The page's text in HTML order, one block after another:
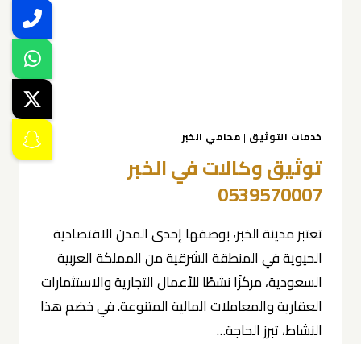
خدمات التوثيق | محامي الخبر
توثيق وكالات في الخبر
0539570007
تعتبر مدينة الخبر، بوصفها إحدى المدن الاقتصادية
الحيوية في المنطقة الشرقية من المملكة العربية
السعودية، مركزًا نشطًا للأعمال التجارية والاستثمارات
العقارية والمعاملات المالية المتنوعة. في خضم هذا
النشاط، تبرز الحاجة…